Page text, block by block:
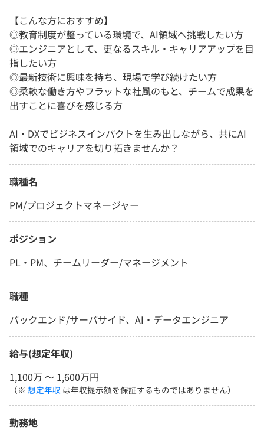
【こんな方におすすめ】
◎教育制度が整っている環境で、AI領域へ挑戦したい方
◎エンジニアとして、更なるスキル・キャリアアップを目
指したい方
◎最新技術に興味を持ち、現場で学び続けたい方
◎柔軟な働き方やフラットな社風のもと、チームで成果を
出すことに喜びを感じる方
AI・DXでビジネスインパクトを生み出しながら、共にAI
領域でのキャリアを切り拓きませんか？
職種名
PM/プロジェクトマネージャー
ポジション
PL・PM、チームリーダー/マネージメント
職種
バックエンド/サーバサイド、AI・データエンジニア
給与(想定年収)
1,100万 〜 1,600万円
（※ 想定年収 は年収提示額を保証するものではありません）
勤務地